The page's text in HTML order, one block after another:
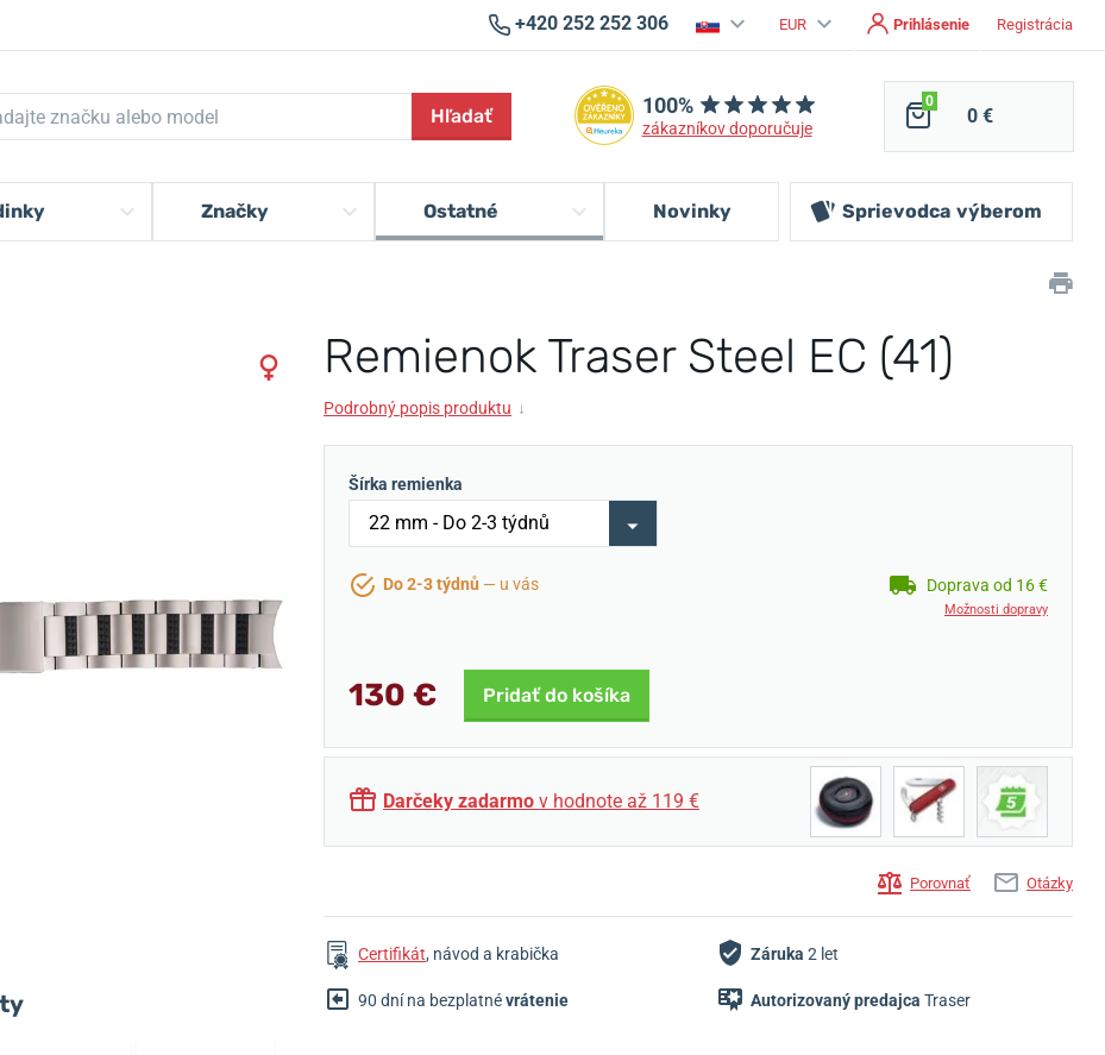
+420 252 252 306 EUR Prihlásenie Registrácia
Hľadať 100%
zákazníkov doporučuje
0
0 €
Značky Ostatné Novinky Sprievodca výberom
Remienok Traser Steel EC (41)
Podrobný popis produktu ↓
Šírka remienka
Do 2-3 týdnů — u vás Doprava od 16 €
Možnosti dopravy
130 € Pridať do košíka
Darčeky zadarmo v hodnote až 119 €
Porovnať Otázky
Certifikát, návod a krabička Záruka 2 let
90 dní na bezplatnévrátenie Autorizovaný predajca Traser